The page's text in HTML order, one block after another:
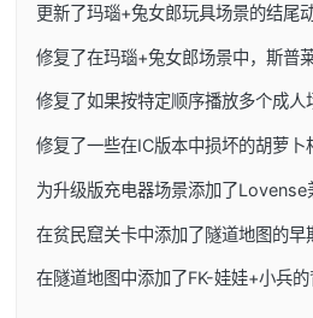
更新了玛瑙+兔女郎玩具场景的结尾
修复了在玛瑙+兔女郎场景中，斯普
修复了如果按特定顺序播放多个成
修复了一些在IC版本中损坏的胡萝卜
为升级版充电器场景添加了Lovense
在贫民窟关卡中添加了隧道地图的早
在隧道地图中添加了FK-娃娃+小兵